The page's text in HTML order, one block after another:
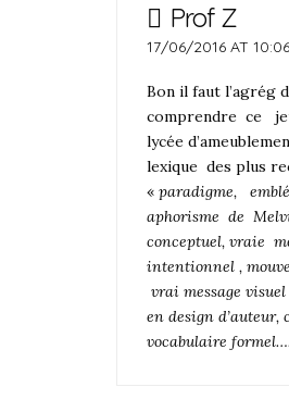
Prof Z
17/06/2016 AT 10:06
Bon il faut l’agrég
comprendre ce
lycée
lexique des plus
«paradigme,
aphorisme de
conceptuel, vraie
intentionnel ,
vrai message
en design d’auteur,
vocabulaire formel….